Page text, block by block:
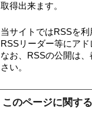
取得出来ます。
当サイトではRSSを利
RSSリーダー等にア
なお、RSSの公開は
さい。
このページに関す